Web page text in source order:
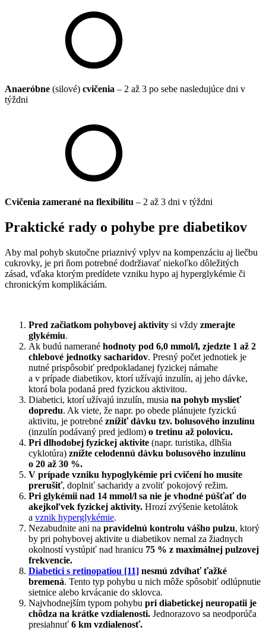
Anaeróbne (silové) cvičenia – 2 až 3 po sebe nasledujúce dni v
týždni
Cvičenia zamerané na flexibilitu – 2 až 3 dni v týždni
Praktické rady o pohybe pre diabetikov
Aby mal pohyb skutočne priaznivý vplyv na kompenzáciu aj liečbu
cukrovky, je pri ňom potrebné dodržiavať niekoľko dôležitých
zásad, vďaka ktorým predídete vzniku hypo aj hyperglykémie či
chronickým komplikáciám.
Pred začiatkom pohybovej aktivity si vždy zmerajte
glykémiu.
Ak budú namerané hodnoty pod 6,0 mmol/l, zjedzte 1 až 2
chlebové jednotky sacharidov. Presný počet jednotiek je
nutné prispôsobiť predpokladanej fyzickej námahe
a v prípade diabetikov, ktorí užívajú inzulín, aj jeho dávke,
ktorá bola podaná pred fyzickou aktivitou.
Diabetici, ktorí užívajú inzulín, musia na pohyb myslieť
dopredu. Ak viete, že napr. po obede plánujete fyzickú
aktivitu, je potrebné znížiť dávku tzv. bolusového inzulínu
(inzulín podávaný pred jedlom) o tretinu až polovicu.
Pri dlhodobej fyzickej aktivite (napr. turistika, dlhšia
cyklotúra) znížte celodennú dávku bolusového inzulínu
o 20 až 30 %.
V prípade vzniku hypoglykémie pri cvičení ho musíte
prerušiť, doplniť sacharidy a zvoliť pokojový režim.
Pri glykémii nad 14 mmol/l sa nie je vhodné púšťať do
akejkoľvek fyzickej aktivity. Hrozí zvýšenie ketolátok
a vznik hyperglykémie.
Nezabudnite ani na pravidelnú kontrolu vášho pulzu, ktorý
by pri pohybovej aktivite u diabetikov nemal za žiadnych
okolností vystúpiť nad hranicu 75 % z maximálnej pulzovej
frekvencie.
Diabetici s retinopatiou [11] nesmú zdvíhať ťažké
bremená. Tento typ pohybu u nich môže spôsobiť odlúpnutie
sietnice alebo krvácanie do sklovca.
Najvhodnejším typom pohybu pri diabetickej neuropatii je
chôdza na krátke vzdialenosti. Jednorazovo sa neodporúča
presiahnuť 6 km vzdialenosť.